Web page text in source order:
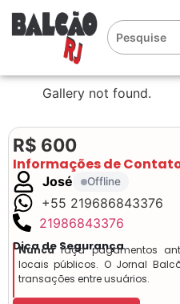
Gallery not found.
R$ 600
Informações de
José Offline
+55 219686843376
21986843376
Dica de Segurança
Nuncafaça pagamentos
locais públicos. O Jornal
transações entre usuários.